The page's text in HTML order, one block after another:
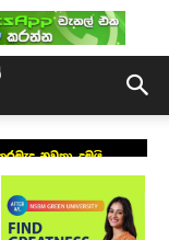
නවතා දමයි